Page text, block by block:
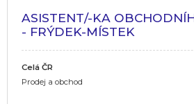
ASISTENT/-KA
- FRÝDEK-MÍSTEK
Celá ČR
Prodej a obchod